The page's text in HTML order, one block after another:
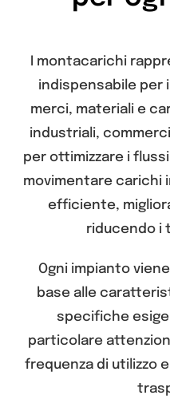
I montacarichi
indispensabile per
merci, materiali e
industriali,
per ottimizzare i
movimentare carichi
efficiente,
riducendo i
Ogni impianto
base alle
specifiche
particolare
frequenza di utilizzo